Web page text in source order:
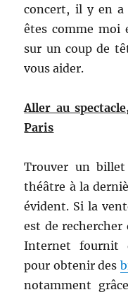
concert, il y en a
êtes comme moi
sur un coup de
vous aider.
Aller au
Paris
Trouver un
théâtre à la
évident. Si la
est de rechercher
Internet fournit
pour obtenir des
notamment